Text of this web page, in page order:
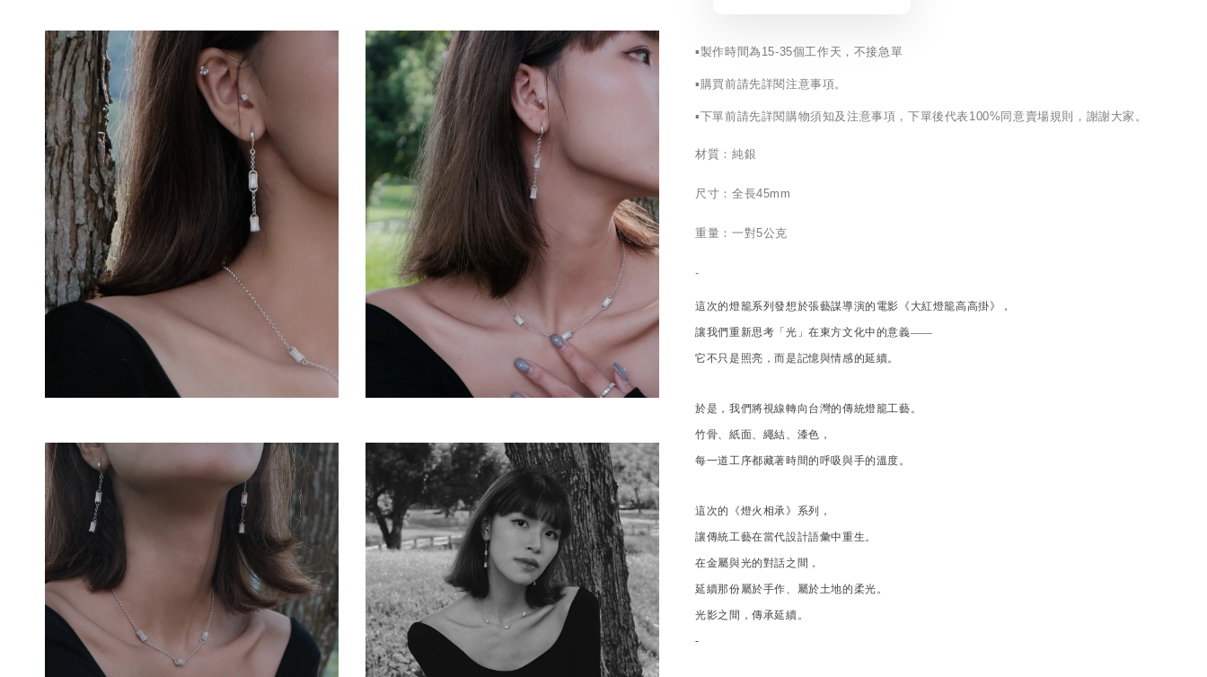
▪︎製作時間為15-35個工作天，不接急單
▪︎購買前請先詳閱注意事項。
▪︎下單前請先詳閱購物須知及注意事項，下單後代表100%同意賣場規則，謝謝大家。
材質：純銀
尺寸：全長45mm
重量：一對5公克
-
這次的燈籠系列發想於張藝謀導演的電影《大紅燈籠高高掛》，
讓我們重新思考「光」在東方文化中的意義——
它不只是照亮，而是記憶與情感的延續。
於是，我們將視線轉向台灣的傳統燈籠工藝。
竹骨、紙面、繩結、漆色，
每一道工序都藏著時間的呼吸與手的溫度。
這次的《燈火相承》系列，
讓傳統工藝在當代設計語彙中重生。
在金屬與光的對話之間，
延續那份屬於手作、屬於土地的柔光。
光影之間，傳承延續。
-